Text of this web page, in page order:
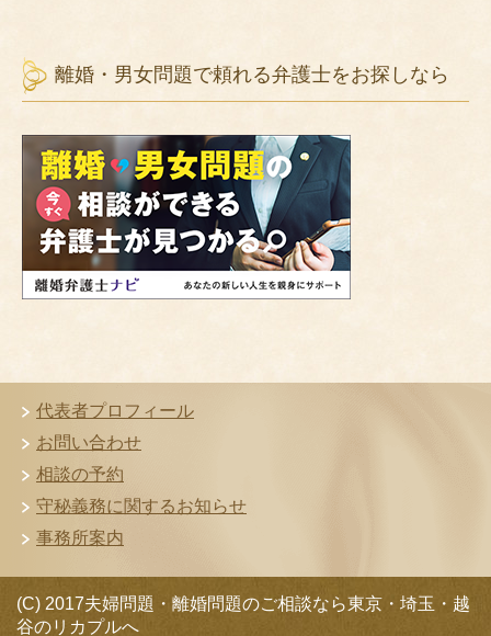
離婚・男女問題で頼れる弁護士をお探しなら
代表者プロフィール
お問い合わせ
相談の予約
守秘義務に関するお知らせ
事務所案内
(C) 2017夫婦問題・離婚問題のご相談なら東京・埼玉・越
谷のリカプルへ